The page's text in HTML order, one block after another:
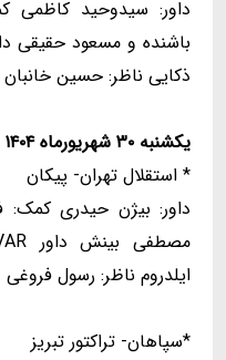
داور: سیدوحید کاظمی
ذکایی ناظر: حسین خانبان
یکشنبه ۳۰ شهریورماه ۱۴۰۴
* استقلال تهران- پیکان
داور: بیژن حیدری کمک:
ایلدروم ناظر: رسول فروغی
*سپاهان- تراکتور تبریز